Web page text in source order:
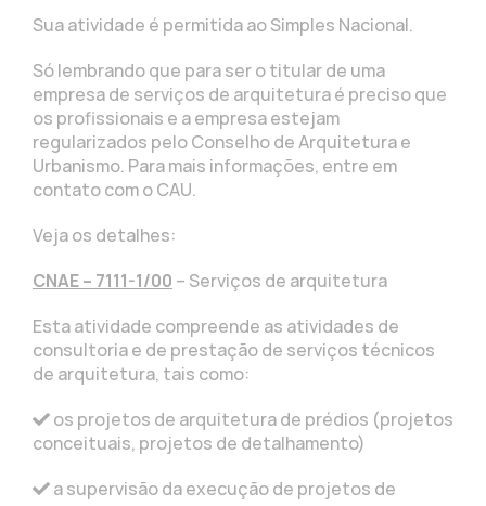
Sua atividade é permitida ao Simples Nacional.
Só lembrando que para ser o titular de uma
empresa de serviços de arquitetura é preciso que
os profissionais e a empresa estejam
regularizados pelo Conselho de Arquitetura e
Urbanismo. Para mais informações, entre em
contato com o CAU.
Veja os detalhes:
CNAE – 7111-1/00 – Serviços de arquitetura
Esta atividade compreende as atividades de
consultoria e de prestação de serviços técnicos
de arquitetura, tais como:
os projetos de arquitetura de prédios (projetos
conceituais, projetos de detalhamento)
a supervisão da execução de projetos de